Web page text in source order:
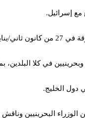
مع إسرائيل.
في كلا
دول الخليج.
البحرينيين